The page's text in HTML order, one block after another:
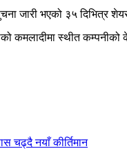
जारी भएको ३५ दिभित्र
कमलादीमा स्थीत कम्पनीको
चढ्दै नयाँ कीर्तिमान